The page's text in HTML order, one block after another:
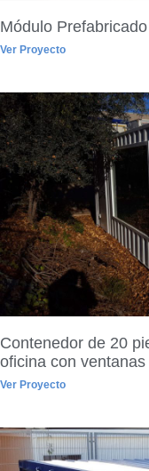
Módulo
Ver Proyecto
Contenedor de 20
oficina con ventanas
Ver Proyecto